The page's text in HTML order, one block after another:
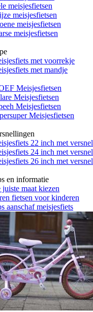
meisjesfietsen
meisjesfietsen
meisjesfietsen
meisjesfietsen
met voorrekje
met mandje
Meisjesfietsen
Meisjesfietsen
Meisjesfietsen
Meisjesfietsen
22 inch met
24 inch met
26 inch met
en informatie
juiste maat kiezen
fietsen voor kinderen
aanschaf meisjesfiets